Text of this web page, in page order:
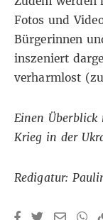
Fotos und
Bürgerinnen
inszeniert
verharmlost
Einen
Krieg in der
Redigatur: